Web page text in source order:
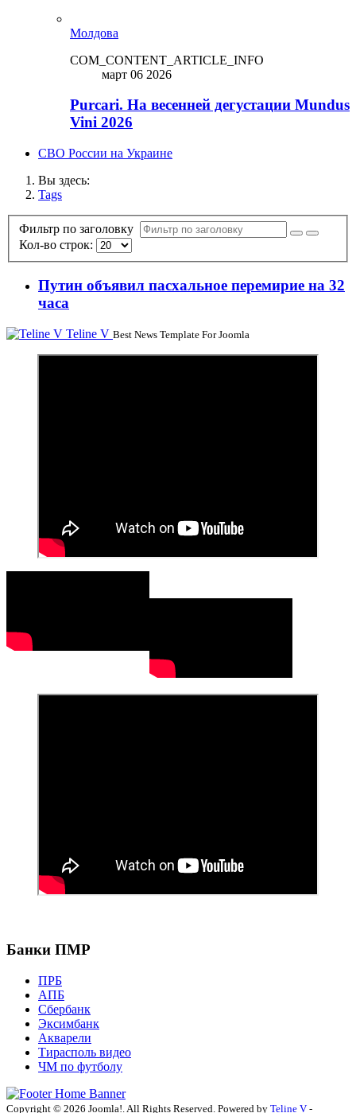
Молдова
COM_CONTENT_ARTICLE_INFO
март 06 2026
Purcari. На весенней дегустации Mundus
Vini 2026
СВО России на Украине
Вы здесь:
Tags
Фильтр по заголовку
Кол-во строк:
Путин объявил пасхальное перемирие на 32
часа
Teline V Best News Template For Joomla
Банки ПМР
ПРБ
АПБ
Сбербанк
Эксимбанк
Акварели
Тирасполь видео
ЧМ по футболу
Copyright © 2026 Joomla!. All Rights Reserved. Powered by Teline V -